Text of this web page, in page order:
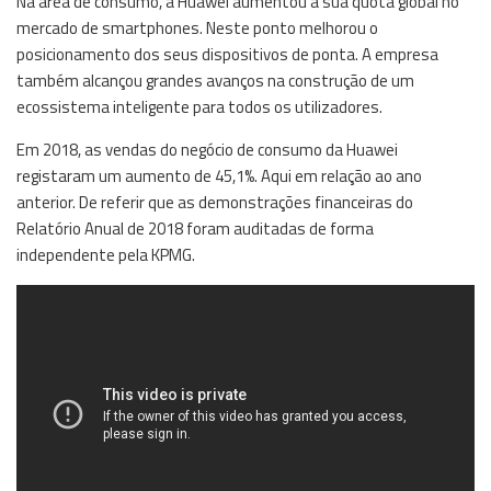
mercado de smartphones. Neste ponto melhorou o
posicionamento dos seus dispositivos de ponta. A empresa
também alcançou grandes avanços na construção de um
ecossistema inteligente para todos os utilizadores.
Em 2018, as vendas do negócio de consumo da Huawei
registaram um aumento de 45,1%. Aqui em relação ao ano
anterior. De referir que as demonstrações financeiras do
Relatório Anual de 2018 foram auditadas de forma
independente pela KPMG.